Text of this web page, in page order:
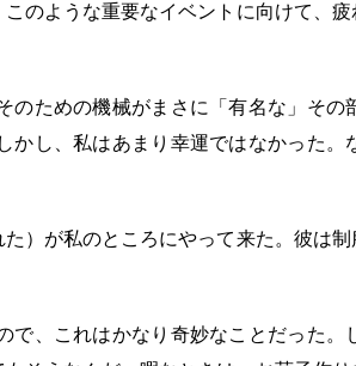
のような重要なイベントに向けて、
ための機械がまさに「有名な」その
し、私はあまり幸運ではなかった
）が私のところにやって来た。彼は
、これはかなり奇妙なことだった